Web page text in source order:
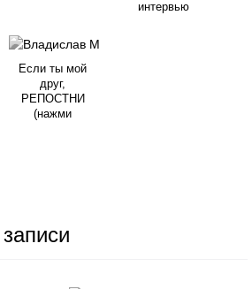
интервью
Если ты мой
друг,
РЕПОСТНИ
(нажми